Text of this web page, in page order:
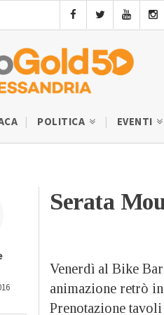
POLITICA EVENTI
Serata
Venerdì al Bike
animazione retrò
Prenotazione